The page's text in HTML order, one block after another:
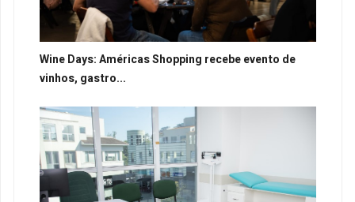
Wine Days: Américas Shopping recebe evento de
vinhos, gastro...